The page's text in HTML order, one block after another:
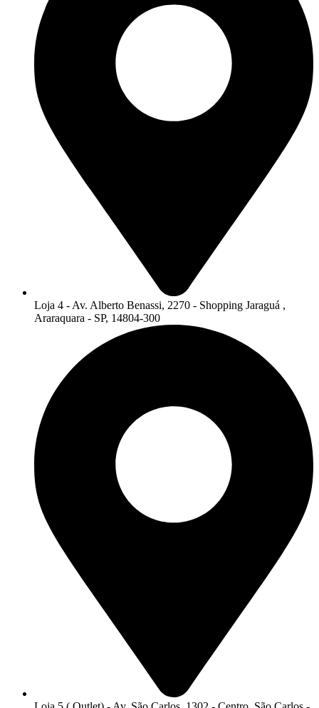
Loja 4 - Av. Alberto Benassi, 2270 - Shopping Jaraguá ,
Araraquara - SP, 14804-300